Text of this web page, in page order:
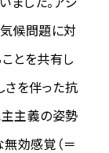
候問題に対
とを共有し
さを伴った抗
主義の姿勢
無効感覚（＝